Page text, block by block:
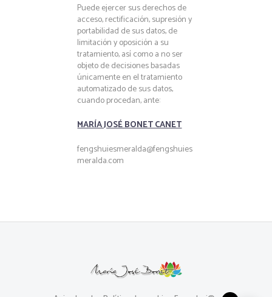
Puede ejercer sus derechos de
acceso, rectificación, supresión y
portabilidad de sus datos, de
limitación y oposición a su
tratamiento, así como a no ser
objeto de decisiones basadas
únicamente en el tratamiento
automatizado de sus datos,
cuando procedan, ante:
MARÍA JOSÉ BONET CANET
fengshuiesmeralda@fengshuies
meralda.com